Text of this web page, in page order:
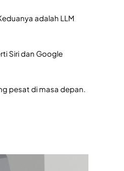
adalah LLM
Siri dan Google
pesat di masa depan.